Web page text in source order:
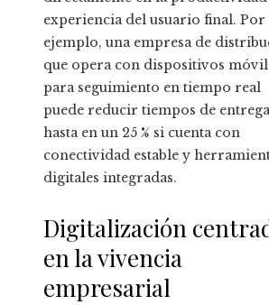
experiencia del usuario final. Por
ejemplo, una empresa de
que opera con dispositivos
para seguimiento en tiempo real
puede reducir tiempos de entrega
hasta en un 25 % si cuenta con
conectividad estable y
digitales integradas.
Digitalización
en la vivencia
empresarial